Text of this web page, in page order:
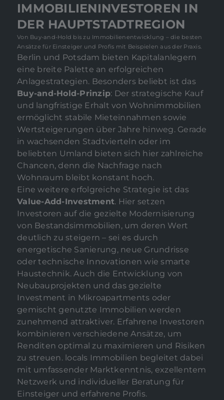
IMMOBILIENINVESTOREN IN
DER HAUPTSTADTREGION
Von Buy-and-Hold bis zu Immobilienentwicklung – die besten
Ansätze für Einsteiger und Profis mit Beispielen aus der Praxis.
Berlin und Potsdam bieten Kapitalanlegern
eine breite Palette an erfolgreichen
Anlagestrategien. Besonders beliebt ist das
Buy-and-Hold-Prinzip: Der strategische Kauf
und langfristige Erhalt von Wohnimmobilien
ermöglicht stabile Mieteinnahmen sowie
Wertsteigerungen über Jahre hinweg. Gerade
in wachsenden Stadtvierteln oder im
beliebten Umland bieten sich hier zahlreiche
Chancen, denn die Nachfrage nach
Wohnraum bleibt konstant hoch.
Eine weitere erfolgreiche Strategie ist das
Value-Add-Investment. Hier setzen
Investoren auf die gezielte Modernisierung
von Bestandsimmobilien, um deren Wert
deutlich zu steigern – sei es durch
energetische Sanierung, neue Grundrisse
oder technische Innovationen wie smarte
Haustechnik. Auch die Entwicklung von
Neubauprojekten und das gezielte
Investment in Mikroapartments oder
gemischt genutzte Immobilien werden
zunehmend attraktiver. Erfahrene Investoren
kombinieren verschiedene Ansätze, um
Renditen optimal zu maximieren und Risiken
zu streuen. locals Immobilien begleitet dabei
mit umfassender Marktkenntnis, exzellentem
Netzwerk und individueller Beratung für
Einsteiger und erfahrene Profis.